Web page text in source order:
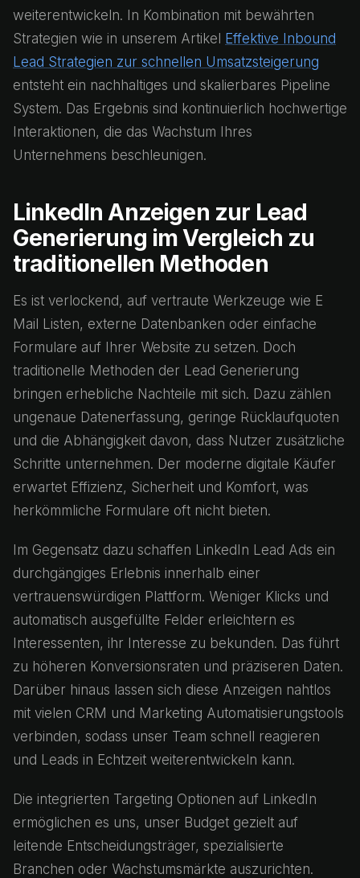
weiterentwickeln. In Kombination mit bewährten
Strategien wie in unserem Artikel
Effektive Inbound
Lead Strategien zur schnellen Umsatzsteigerung
entsteht ein nachhaltiges und skalierbares Pipeline
System. Das Ergebnis sind kontinuierlich hochwertige
Interaktionen, die das Wachstum Ihres
Unternehmens beschleunigen.
LinkedIn Anzeigen zur Lead
Generierung im Vergleich zu
traditionellen Methoden
Es ist verlockend, auf vertraute Werkzeuge wie E
Mail Listen, externe Datenbanken oder einfache
Formulare auf Ihrer Website zu setzen. Doch
traditionelle Methoden der Lead Generierung
bringen erhebliche Nachteile mit sich. Dazu zählen
ungenaue Datenerfassung, geringe Rücklaufquoten
und die Abhängigkeit davon, dass Nutzer zusätzliche
Schritte unternehmen. Der moderne digitale Käufer
erwartet Effizienz, Sicherheit und Komfort, was
herkömmliche Formulare oft nicht bieten.
Im Gegensatz dazu schaffen LinkedIn Lead Ads ein
durchgängiges Erlebnis innerhalb einer
vertrauenswürdigen Plattform. Weniger Klicks und
automatisch ausgefüllte Felder erleichtern es
Interessenten, ihr Interesse zu bekunden. Das führt
zu höheren Konversionsraten und präziseren Daten.
Darüber hinaus lassen sich diese Anzeigen nahtlos
mit vielen CRM und Marketing Automatisierungstools
verbinden, sodass unser Team schnell reagieren
und Leads in Echtzeit weiterentwickeln kann.
Die integrierten Targeting Optionen auf LinkedIn
ermöglichen es uns, unser Budget gezielt auf
leitende Entscheidungsträger, spezialisierte
Branchen oder Wachstumsmärkte auszurichten.